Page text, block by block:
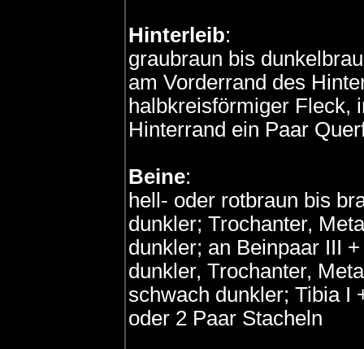
Hinterleib:
graubraun bis
am Vorderrand des
halbkreisförmiger Fleck,
Hinterrand ein Paar
Beine:
hell- oder rotbraun bis
dunkler; Trochanter,
dunkler; an Beinpaar III
dunkler, Trochanter,
schwach dunkler; Tibia I
oder 2 Paar Stacheln